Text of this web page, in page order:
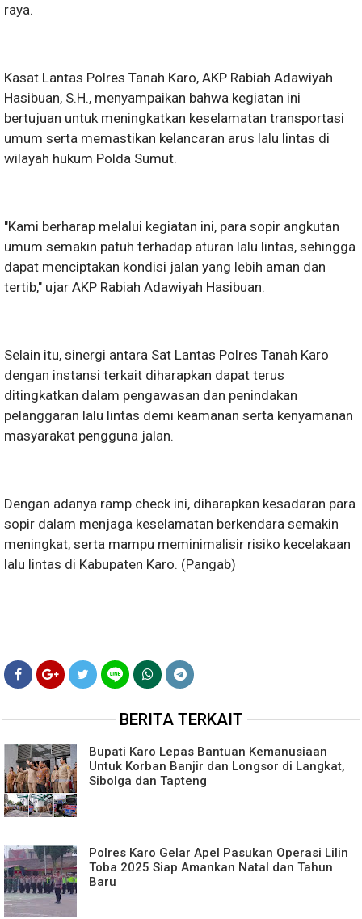
raya.
Kasat Lantas Polres Tanah Karo, AKP Rabiah Adawiyah
Hasibuan, S.H., menyampaikan bahwa kegiatan ini
bertujuan untuk meningkatkan keselamatan transportasi
umum serta memastikan kelancaran arus lalu lintas di
wilayah hukum Polda Sumut.
"Kami berharap melalui kegiatan ini, para sopir angkutan
umum semakin patuh terhadap aturan lalu lintas, sehingga
dapat menciptakan kondisi jalan yang lebih aman dan
tertib," ujar AKP Rabiah Adawiyah Hasibuan.
Selain itu, sinergi antara Sat Lantas Polres Tanah Karo
dengan instansi terkait diharapkan dapat terus
ditingkatkan dalam pengawasan dan penindakan
pelanggaran lalu lintas demi keamanan serta kenyamanan
masyarakat pengguna jalan.
Dengan adanya ramp check ini, diharapkan kesadaran para
sopir dalam menjaga keselamatan berkendara semakin
meningkat, serta mampu meminimalisir risiko kecelakaan
lalu lintas di Kabupaten Karo. (Pangab)
BERITA TERKAIT
Bupati Karo Lepas Bantuan Kemanusiaan
Untuk Korban Banjir dan Longsor di Langkat,
Sibolga dan Tapteng
Polres Karo Gelar Apel Pasukan Operasi Lilin
Toba 2025 Siap Amankan Natal dan Tahun
Baru